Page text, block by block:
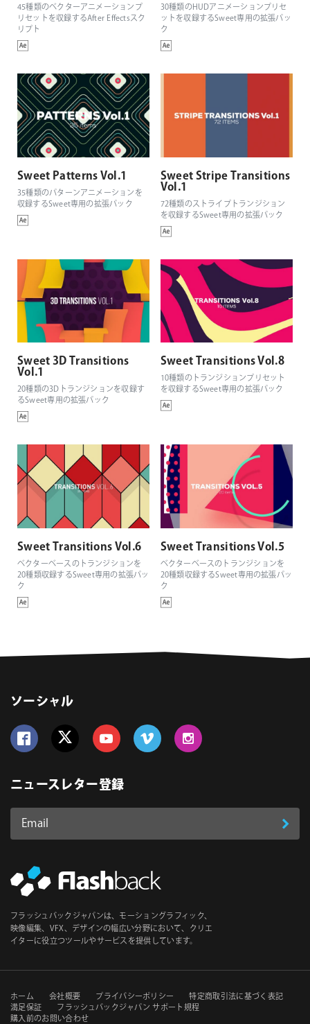
45種類のベクターアニメーションプ
リセットを収録するAfter Effectsスク
リプト
30種類のHUDアニメーションプリセ
ットを収録するSweet専用の拡張パッ
ク
Sweet Patterns Vol.1
35種類のパターンアニメーションを
収録するSweet専用の拡張パック
Sweet Stripe Transitions
Vol.1
72種類のストライプトランジション
を収録するSweet専用の拡張パック
Sweet 3D Transitions
Vol.1
20種類の3Dトランジションを収録す
るSweet専用の拡張パック
Sweet Transitions Vol.8
10種類のトランジションプリセット
を収録するSweet専用の拡張パック
Sweet Transitions Vol.6
ベクターベースのトランジションを
20種類収録するSweet専用の拡張パッ
ク
Sweet Transitions Vol.5
ベクターベースのトランジションを
20種類収録するSweet専用の拡張パッ
ク
ソーシャル
ニュースレター登録
Email
ス
必
須
登
フラッシュバックジャパンは、モーショングラフィック、
映像編集、VFX、デザインの幅広い分野において、クリエ
イターに役立つツールやサービスを提供しています。
セ
ホーム 会社概要 プライバシーポリシー
特定商取引法に基づく表記
満足保証
フラッシュバックジャパン サポート規程
購入前のお問い合わせ